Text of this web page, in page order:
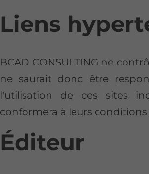
Liens
BCAD CONSULTING ne
ne saurait donc être
l'utilisation de ces sites
conformera à leurs
Éditeur